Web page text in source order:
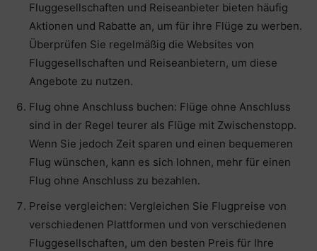
Fluggesellschaften und Reiseanbieter bieten häufig
Aktionen und Rabatte an, um für ihre Flüge zu werben.
Überprüfen Sie regelmäßig die Websites von
Fluggesellschaften und Reiseanbietern, um diese
Angebote zu nutzen.
Flug ohne Anschluss buchen: Flüge ohne Anschluss
sind in der Regel teurer als Flüge mit Zwischenstopp.
Wenn Sie jedoch Zeit sparen und einen bequemeren
Flug wünschen, kann es sich lohnen, mehr für einen
Flug ohne Anschluss zu bezahlen.
Preise vergleichen: Vergleichen Sie Flugpreise von
verschiedenen Plattformen und von verschiedenen
Fluggesellschaften, um den besten Preis für Ihre